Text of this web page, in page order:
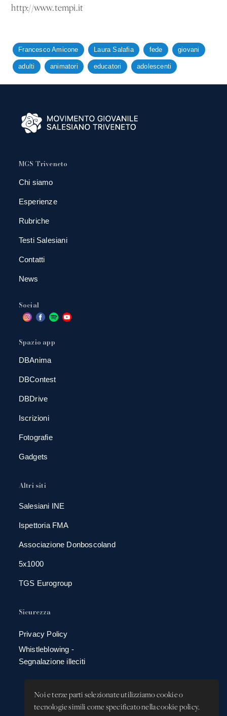
Noi e terze parti selezionate utilizziamo cookie o
tecnologie simili come specificato nella cookie policy.
http://www.tempi.it
Francesco Amicone Laura Salafia fede giovani
adulti animatori educatori adolescenti
MGS Triveneto
Chi siamo
Esperienze
Rubriche
Testi Salesiani
Contatti
News
Social
Spazio app
DBAnima
DBContest
DBDrive
Iscrizioni
Fotografie
Gadgets
Altri siti
Salesiani INE
Ispettoria FMA
Associazione Donboscoland
5x1000
TGS Eurogroup
Sicurezza
Privacy Policy
Whistleblowing -
Segnalazione illeciti